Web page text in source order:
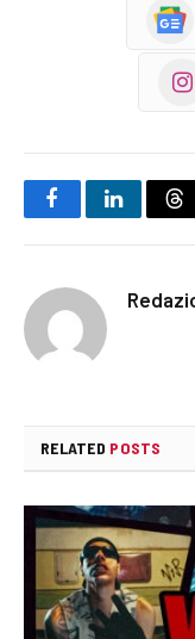
FacebookLinkedIn
RELATED POSTS